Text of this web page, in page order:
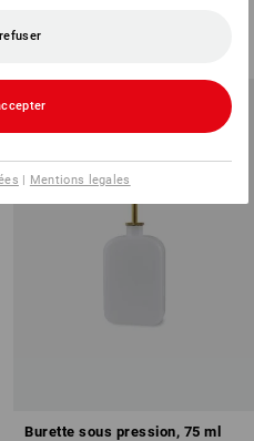
(TTC) à p. de 6 Pièces
Burette sous pression, 75 ml
| Mentions legales